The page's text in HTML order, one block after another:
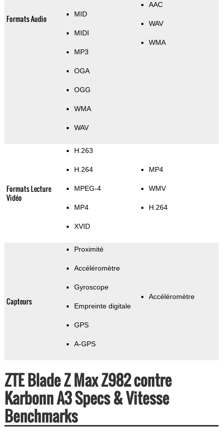
Formats Audio MID
MIDI
MP3
OGA
OGG
WMA
WAV
AAC
WAV
WMA
Formats Lecture
Vidéo
H.263
H.264
MPEG-4
MP4
XVID
MP4
WMV
H.264
Capteurs
Proximité
Accéléromètre
Gyroscope
Empreinte digitale
GPS
A-GPS
Accéléromètre
ZTE Blade Z Max Z982 contre
Karbonn A3 Specs & Vitesse
Benchmarks